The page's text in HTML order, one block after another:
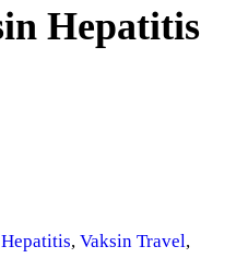
Hepatitis
, Vaksin Travel,